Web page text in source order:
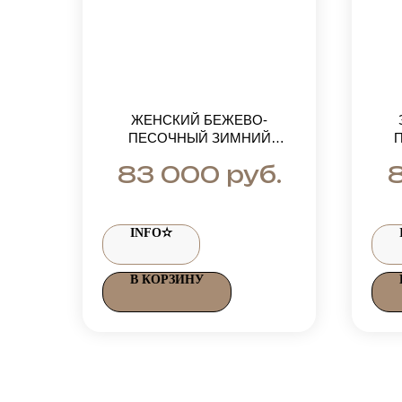
ЖЕНСКИЙ БЕЖЕВО-
ПЕСОЧНЫЙ ЗИМНИЙ
МЕХОВОЙ ОТДЕЛКОЙ ИЗ
83 000 руб.
INFO✫
В КОРЗИНУ